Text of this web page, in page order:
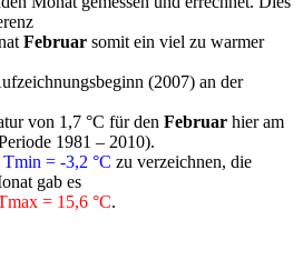
Februar somit ein viel zu warmer
(2007) an der
von 1,7 °C für den Februar hier am
1981 – 2010).
Tmin = -3,2 °C zu verzeichnen, die
gab es
= 15,6 °C.